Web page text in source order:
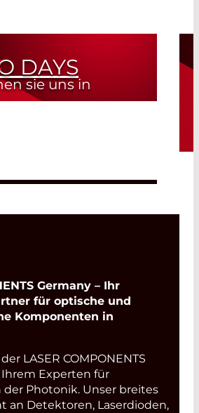
sie uns in
DAYS
Germany – Ihr
für optische und
Komponenten in
LASER COMPONENTS
Experten für
Photonik. Unser breites
an Detektoren, Laserdioden,